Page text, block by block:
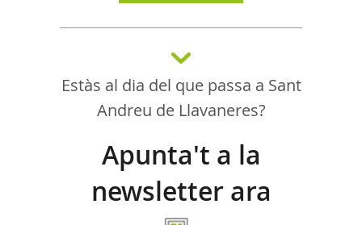
Estàs al dia del que passa a Sant
Andreu de Llavaneres?
Apunta't a la
newsletter ara